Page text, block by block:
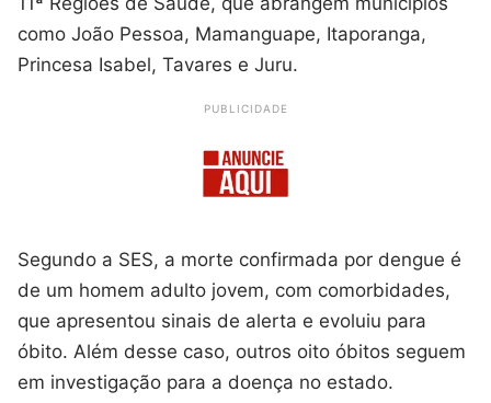
como João Pessoa, Mamanguape, Itaporanga,
Princesa Isabel, Tavares e Juru.
PUBLICIDADE
Segundo a SES, a morte confirmada por dengue é
de um homem adulto jovem, com comorbidades,
que apresentou sinais de alerta e evoluiu para
óbito. Além desse caso, outros oito óbitos seguem
em investigação para a doença no estado.